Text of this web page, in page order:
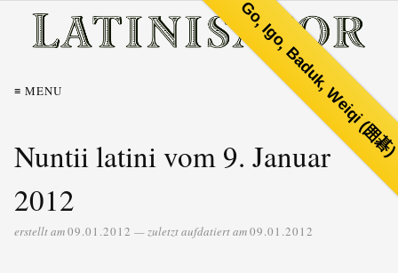
Go, Igo, Baduk, Weiqi
≡ MENU
Nuntii latini vom 9. Januar
2012
erstellt am09.01.2012 — zuletzt aufdatiert am09.01.2012